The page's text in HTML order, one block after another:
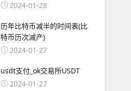
2024-01-28
历年比特币减半的时间表(比
特币历次减产)
2024-01-27
usdt支付_ok交易所USDT
2024-01-27